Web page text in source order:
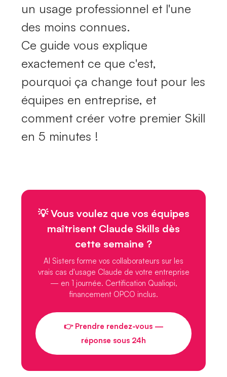
un usage professionnel et l'une
des moins connues.
Ce guide vous explique
exactement ce que c'est,
pourquoi ça change tout pour les
équipes en entreprise, et
comment créer votre premier Skill
en 5 minutes !
💡 Vous voulez que vos équipes
maîtrisent Claude Skills dès
cette semaine ?
AI Sisters forme vos collaborateurs sur les
vrais cas d'usage Claude de votre entreprise
— en 1 journée. Certification Qualiopi,
financement OPCO inclus.
👉 Prendre rendez-vous —
réponse sous 24h